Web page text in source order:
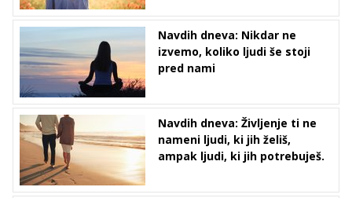
Navdih dneva: Nikdar ne
izvemo, koliko ljudi še stoji
pred nami
Navdih dneva: Življenje ti ne
nameni ljudi, ki jih želiš,
ampak ljudi, ki jih potrebuješ.